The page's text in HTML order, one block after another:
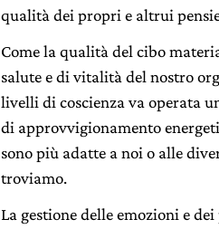
qualità dei propri e altrui
Come la qualità del cibo
salute e di vitalità del nostro
livelli di coscienza va operata
di approvvigionamento
sono più adatte a noi o alle
troviamo.
La gestione delle emozioni e